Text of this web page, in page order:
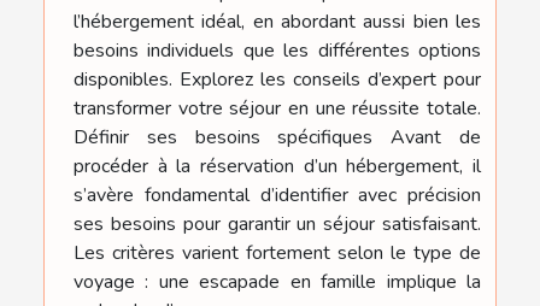
l’hébergement idéal, en abordant aussi bien les
besoins individuels que les différentes options
disponibles. Explorez les conseils d’expert pour
transformer votre séjour en une réussite totale.
Définir ses besoins spécifiques Avant de
procéder à la réservation d’un hébergement, il
s’avère fondamental d’identifier avec précision
ses besoins pour garantir un séjour satisfaisant.
Les critères varient fortement selon le type de
voyage : une escapade en famille implique la